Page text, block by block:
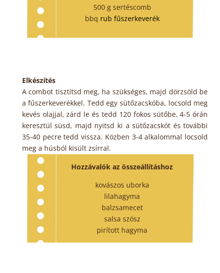
500 g sertéscomb
bbq rub fűszerkeverék
Elkészítés
A combot tisztítsd meg, ha szükséges, majd dörzsöld be
a fűszerkeverékkel. Tedd egy sütőzacskóba, locsold meg
kevés olajjal, zárd le és tedd 120 fokos sütőbe. 4-5 órán
keresztül süsd, majd nyitsd ki a sütőzacskót és további
35-40 pecre tedd vissza. Közben 3-4 alkalommal locsold
meg a húsból kisült zsírral.
Hozzávalók az összeállításhoz
kovászos uborka
lilahagyma
balzsamecet
salsa szósz
pirított hagyma